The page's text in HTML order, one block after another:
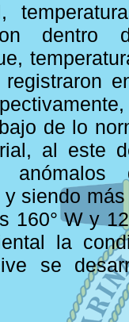
dentro
registraron
de lo
al este
y siendo
160° W y
la
se